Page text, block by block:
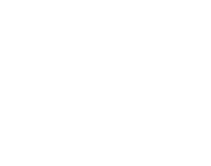
Projekt zu starten.